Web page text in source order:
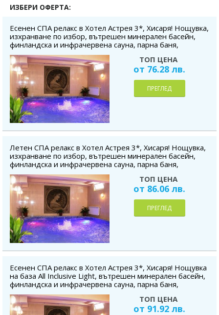
ИЗБЕРИ ОФЕРТА:
Есенен СПА релакс в Хотел Астрея 3*, Хисаря! Нощувка,
изхранване по избор, вътрешен минерален басейн,
финландска и инфрачервена сауна, парна баня,
безплатно за дете до 5.99 г.
ТОП ЦЕНА
от 76.28 лв.
ПРЕГЛЕД
Летен СПА релакс в Хотел Астрея 3*, Хисаря! Нощувка,
изхранване по избор, вътрешен минерален басейн,
финландска и инфрачервена сауна, парна баня,
безплатно за дете до 5.99 г.
ТОП ЦЕНА
от 86.06 лв.
ПРЕГЛЕД
Есенен СПА релакс в Хотел Астрея 3*, Хисаря! Нощувка
на база All Inclusive Light, вътрешен минерален басейн,
финландска и инфрачервена сауна, парна баня,
безплатно за дете до 5.99 г.
ТОП ЦЕНА
от 91.92 лв.